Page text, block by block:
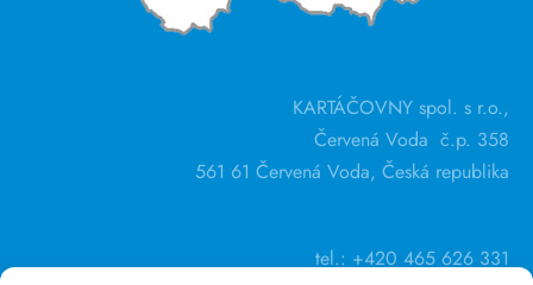
KARTÁČOVNY spol. s r.o.,
Červená Voda č.p. 358
561 61 Červená Voda, Česká republika
tel.: +420 465 626 331